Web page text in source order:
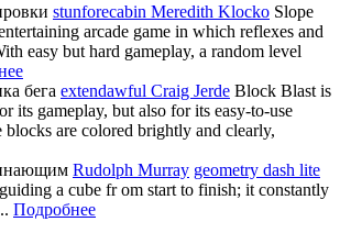
stunforecabin Meredith Klocko Slope
arcade game in which reflexes and
easy but hard gameplay, a random level
бега extendawful Craig Jerde Block Blast is
its gameplay, but also for its easy-to-use
are colored brightly and clearly,
Rudolph Murray geometry dash lite
a cube fr om start to finish; it constantly
Подробнее